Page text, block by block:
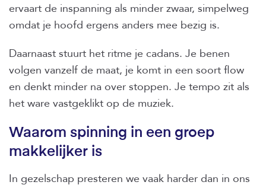
ervaart de inspanning als minder zwaar, simpelweg
omdat je hoofd ergens anders mee bezig is.
Daarnaast stuurt het ritme je cadans. Je benen
volgen vanzelf de maat, je komt in een soort flow
en denkt minder na over stoppen. Je tempo zit als
het ware vastgeklikt op de muziek.
Waarom spinning in een groep
makkelijker is
In gezelschap presteren we vaak harder dan in ons